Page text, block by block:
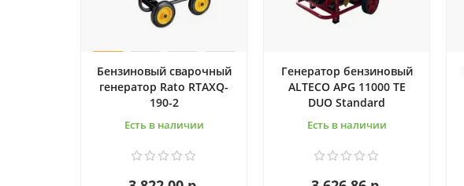
Бензиновый сварочный
генератор Rato RTAXQ-
190-2
Есть в наличии
Генератор бензиновый
ALTECO APG 11000 TE
DUO Standard
Есть в наличии